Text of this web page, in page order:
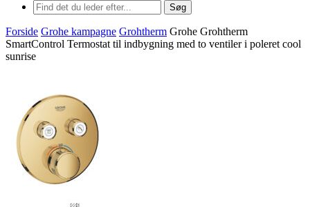
Søg
Forside Grohe kampagne Grohtherm Grohe Grohtherm
SmartControl Termostat til indbygning med to ventiler i poleret cool
sunrise